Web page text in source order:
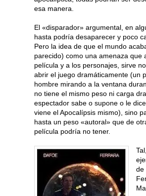
esa manera.
El «disparador» argumental, en
hasta podría desaparecer y poco
Pero la idea de que el mundo
parecido) como una amenaza que
película y a los personajes, sirve
abrir el juego dramáticamente (un
hombre mirando a la ventana
no tiene el mismo peso ni carga
espectador sabe o supone o le
viene el Apocalípsis mismo), sino
hasta un peso «autoral» que de
película podría no tener.
de